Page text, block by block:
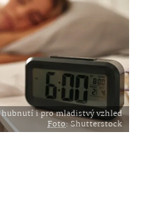
i pro mladistvý vzhled
Foto: Shutterstock